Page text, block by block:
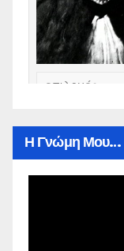
Η Γνώμη Μου…